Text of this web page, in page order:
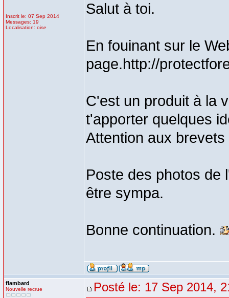
Inscrit le: 07 Sep 2014
Messages: 19
Localisation: oise
Salut à toi.
En fouinant sur le
page.http://
C'est un produit à la
t'apporter quelques
Attention aux
Poste des photos de
être sympa.
Bonne continuation.
flambard
Nouvelle recrue Posté le: 17 Sep 2014,